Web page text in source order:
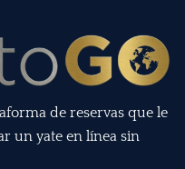
de reservas que le
un yate en línea sin